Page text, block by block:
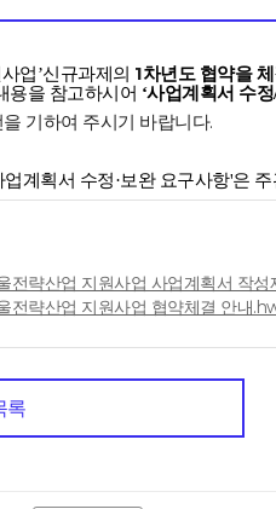
업’신규과제의 1차년도 협약을
용을 참고하시어 ‘사업계획서 수
기하여 주시기 바랍니다.
계획서 수정·보완 요구사항'은
전략산업 지원사업 사업계획서 작
전략산업 지원사업 협약체결 안내
록